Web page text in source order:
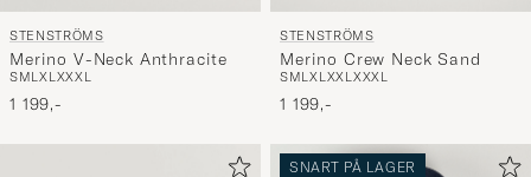
STENSTRÖMS
Merino V-Neck Anthracite
SMLXLXXXL
1 199,-
STENSTRÖMS
Merino Crew Neck Sand
SMLXLXXLXXXL
1 199,-
SNART PÅ LAGER